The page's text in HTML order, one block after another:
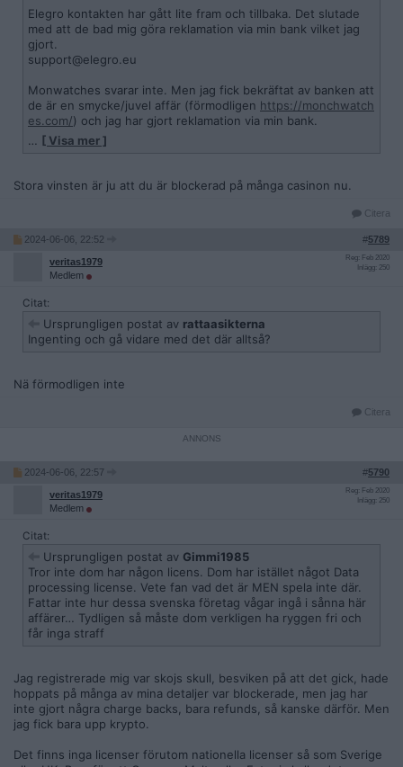
Elegro kontakten har gått lite fram och tillbaka. Det slutade
med att de bad mig göra reklamation via min bank vilket jag
gjort.
support@elegro.eu
Monwatches svarar inte. Men jag fick bekräftat av banken att
de är en smycke/juvel affär (förmodligen https://monchwatch
es.com/) och jag har gjort reklamation via min bank.
Ellipseroleplays, toolshaven, theplatinum, cerano och
info@ellipseroleplays.com
support@cerano.io
contact@cgcourses.org
Kommer reklamera alla som inte svarar på mina mail men det
”företag” i taget.
Typ alla casinon verkar nu ha spärrat mig. Provade också
regga mig på en random casino sida som jag inte var medlem
system”. Det är väl den riktiga vinsten, som många redan sagt
men lite pengar tillbaka hade varit jäkligt välkommet för den
Jag undrar om man möjligtvis skulle kunna få skit för allt det
det här. Men jag kör ändå.
Tanken är inte att begå bedrägeri eller liknande, jag tycker att
vi är offer för oetiska, smutsiga och potentiellt olagliga
… [ Visa mer ]
Stora vinsten är ju att du är blockerad på många casinon nu.
Citera
2024-06-06, 22:52 #5789
veritas1979
Medlem
Reg: Feb 2020
Inlägg: 250
Citat:
Ursprungligen postat av rattaasikterna
Ingenting och gå vidare med det där alltså?
Nä förmodligen inte
Citera
2024-06-06, 22:57 #5790
veritas1979
Medlem
Reg: Feb 2020
Inlägg: 250
Citat:
Ursprungligen postat av Gimmi1985
Tror inte dom har någon licens. Dom har istället något Data
processing license. Vete fan vad det är MEN spela inte där.
Fattar inte hur dessa svenska företag vågar ingå i sånna här
affärer… Tydligen så måste dom verkligen ha ryggen fri och
får inga straff
Jag registrerade mig var skojs skull, besviken på att det gick, hade
hoppats på många av mina detaljer var blockerade, men jag har
inte gjort några charge backs, bara refunds, så kanske därför. Men
jag fick bara upp krypto.
Det finns inga licenser förutom nationella licenser så som Sverige